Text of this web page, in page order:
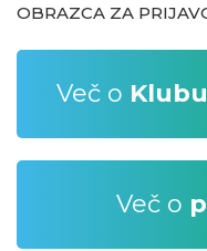
OBRAZCA ZA
Več o
Več o